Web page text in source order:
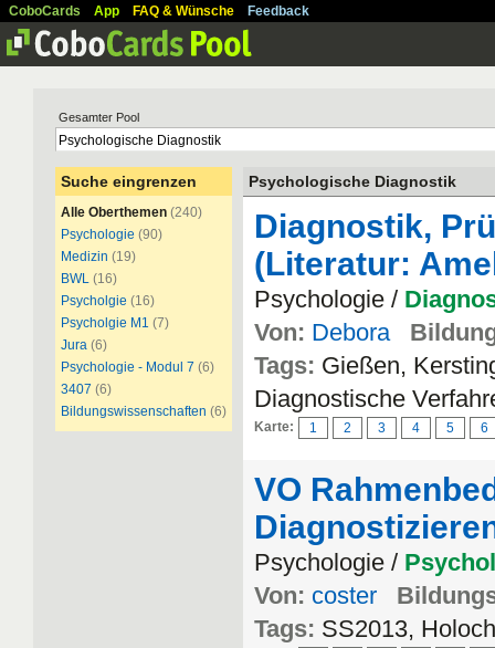
CoboCards App FAQ & Wünsche Feedback
Gesamter Pool
Suche eingrenzen
Alle Oberthemen (240)
Psychologie (90)
Medizin (19)
BWL (16)
Psycholgie (16)
Psycholgie M1 (7)
Jura (6)
Psychologie - Modul 7 (6)
3407 (6)
Bildungswissenschaften (6)
Psychologische Diagnostik
Diagnostik,
(Literatur:
Psychologie /
Von: Debora
Tags: Gießen,
Diagnostische
Karte: 1 2 3 4 5 6
VO
Psychologie /
Von: coster
Tags: SS2013,